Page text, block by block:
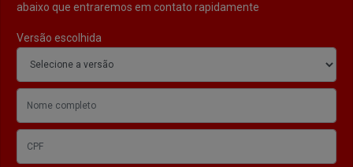
abaixo que entraremos em contato rapidamente
Versão escolhida